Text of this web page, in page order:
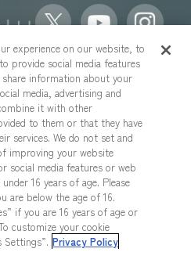
て
お問い合わせ
プライバシーポリシー
ーノーティス
ついて
地域を選択する
の画像・テキスト・データの無断転
experience on our website, to
provide social media features
information about your
media, advertising and
it with other
to them or that they have
services. We do not set and
improving your website
social media features or web
16 years of age. Please
are below the age of 16.
if you are 16 years of age or
customize your cookie
Settings”. Privacy Policy